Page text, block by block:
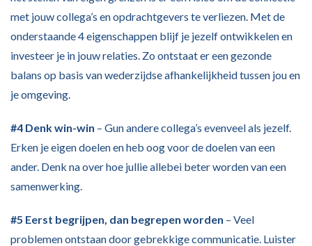
met jouw collega’s en opdrachtgevers te verliezen. Met de
onderstaande 4 eigenschappen blijf je jezelf ontwikkelen en
investeer je in jouw relaties. Zo ontstaat er een gezonde
balans op basis van wederzijdse afhankelijkheid tussen jou en
je omgeving.
#4 Denk win-win – Gun andere collega’s evenveel als jezelf.
Erken je eigen doelen en heb oog voor de doelen van een
ander. Denk na over hoe jullie allebei beter worden van een
samenwerking.
#5 Eerst begrijpen, dan begrepen worden – Veel
problemen ontstaan door gebrekkige communicatie. Luister